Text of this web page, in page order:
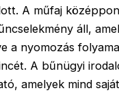
A műfaj
áll,
a nyomozás
A bűnügyi
amelyek mind